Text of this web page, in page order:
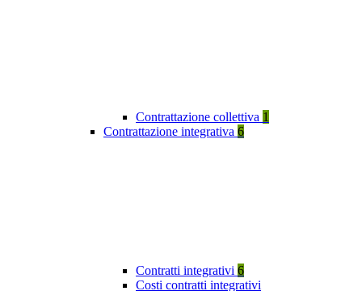
Contrattazione collettiva 1
Contrattazione integrativa 6
Contratti integrativi 6
Costi contratti integrativi